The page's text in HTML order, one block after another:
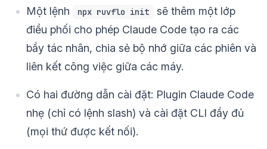
Một lệnh npx ruvflo init
sẽ thêm một lớp
điều phối cho phép Claude Code tạo ra các
bầy tác nhân, chia sẻ bộ nhớ giữa các phiên và
liên kết công việc giữa các máy.
Có hai đường dẫn cài đặt: Plugin Claude Code
nhẹ (chỉ có lệnh slash) và cài đặt CLI đầy đủ
(mọi thứ được kết nối).